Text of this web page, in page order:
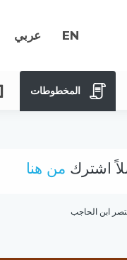
EN عربي
المخطوطات
اشترك من هنا
ابن الحاجب